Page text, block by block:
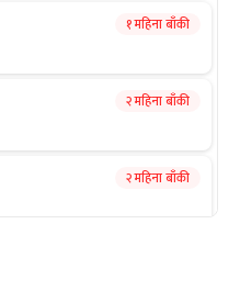
१ महिना बाँकी
२ महिना बाँकी
२ महिना बाँकी